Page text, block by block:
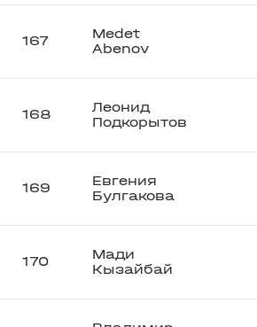
167
Medet
Abenov
168
Леонид
Подкорытов
169
Евгения
Булгакова
170
Мади
Кызайбай